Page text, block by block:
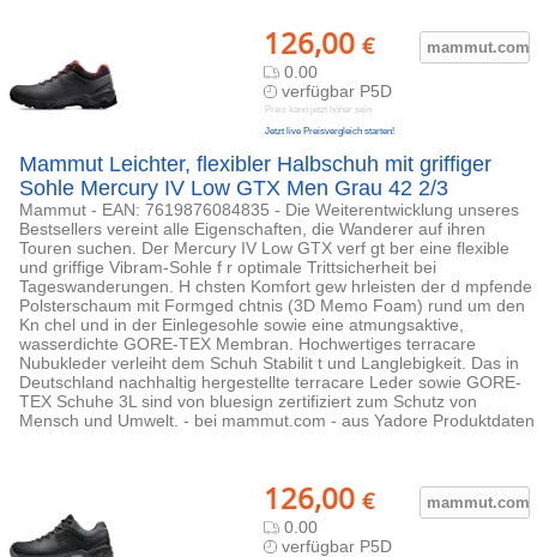
mammut.com
126,00 €
0.00
verfügbar P5D
Preis kann jetzt höher sein
Jetzt live Preisvergleich starten!
Mammut Leichter, flexibler Halbschuh mit griffiger
Sohle Mercury IV Low GTX Men Grau 42 2/3
Mammut - EAN: 7619876084835 - Die Weiterentwicklung unseres
Bestsellers vereint alle Eigenschaften, die Wanderer auf ihren
Touren suchen. Der Mercury IV Low GTX verf gt ber eine flexible
und griffige Vibram-Sohle f r optimale Trittsicherheit bei
Tageswanderungen. H chsten Komfort gew hrleisten der d mpfende
Polsterschaum mit Formged chtnis (3D Memo Foam) rund um den
Kn chel und in der Einlegesohle sowie eine atmungsaktive,
wasserdichte GORE-TEX Membran. Hochwertiges terracare
Nubukleder verleiht dem Schuh Stabilit t und Langlebigkeit. Das in
Deutschland nachhaltig hergestellte terracare Leder sowie GORE-
TEX Schuhe 3L sind von bluesign zertifiziert zum Schutz von
Mensch und Umwelt. - bei mammut.com - aus Yadore Produktdaten
mammut.com
126,00 €
0.00
verfügbar P5D